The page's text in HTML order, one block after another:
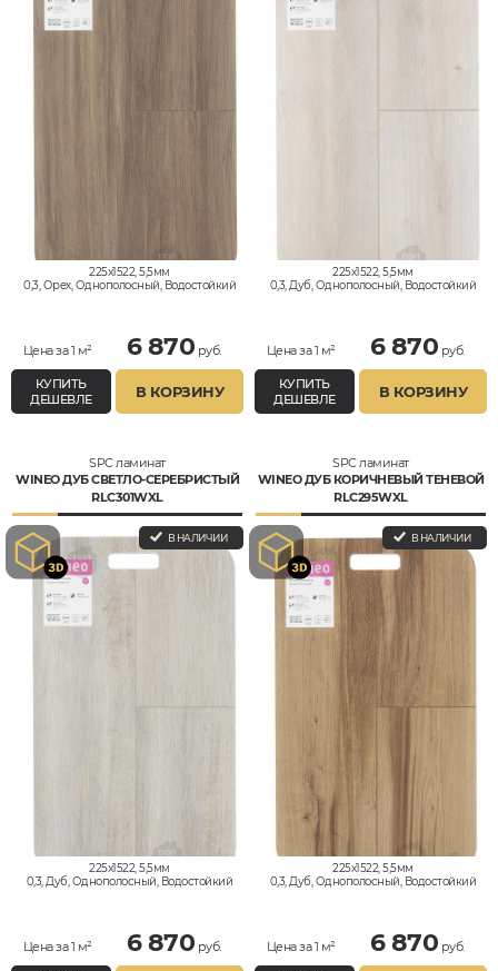
225x1522, 5,5мм
0,3, Орех, Однополосный, Водостойкий
Цена за 1 м² 6 870 руб.
КУПИТЬ
ДЕШЕВЛЕ
В КОРЗИНУ
225x1522, 5,5мм
0,3, Дуб, Однополосный, Водостойкий
Цена за 1 м² 6 870 руб.
КУПИТЬ
ДЕШЕВЛЕ
В КОРЗИНУ
SPC ламинат
WINEO ДУБ СВЕТЛО-СЕРЕБРИСТЫЙ
RLC301WXL
В НАЛИЧИИ
225x1522, 5,5мм
0,3, Дуб, Однополосный, Водостойкий
Цена за 1 м² 6 870 руб.
SPC ламинат
WINEO ДУБ КОРИЧНЕВЫЙ ТЕНЕВОЙ
RLC295WXL
В НАЛИЧИИ
225x1522, 5,5мм
0,3, Дуб, Однополосный, Водостойкий
Цена за 1 м² 6 870 руб.